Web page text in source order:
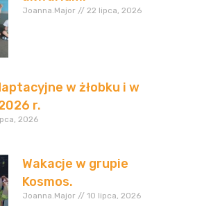
Joanna.Major 22 lipca, 2026
w żłobku i w
r.
2026
Wakacje w grupie
Kosmos.
Joanna.Major 10 lipca, 2026